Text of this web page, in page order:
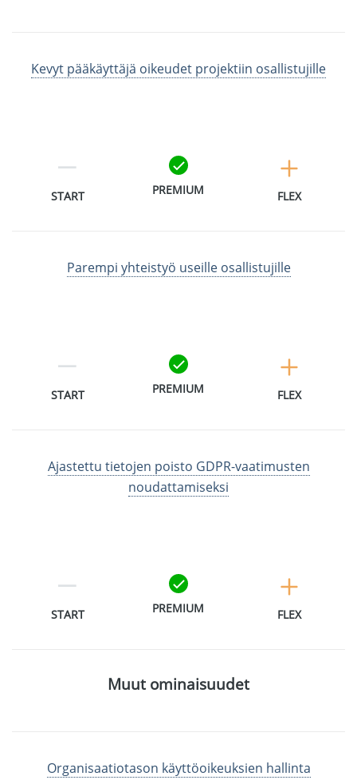
Kevyt pääkäyttäjä oikeudet projektiin osallistujille
START PREMIUM FLEX
Parempi yhteistyö useille osallistujille
START PREMIUM FLEX
Ajastettu tietojen poisto GDPR-vaatimusten
noudattamiseksi
START PREMIUM FLEX
Muut ominaisuudet
Organisaatiotason käyttöoikeuksien hallinta